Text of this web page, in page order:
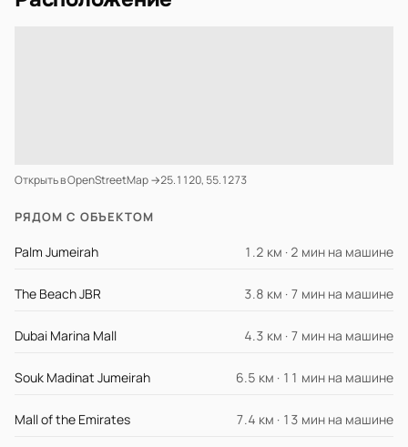
Открыть в OpenStreetMap →25.1120, 55.1273
РЯДОМ С ОБЪЕКТОМ
Palm Jumeirah 1.2 км · 2 мин на машине
The Beach JBR 3.8 км · 7 мин на машине
Dubai Marina Mall 4.3 км · 7 мин на машине
Souk Madinat Jumeirah 6.5 км · 11 мин на машине
Mall of the Emirates 7.4 км · 13 мин на машине